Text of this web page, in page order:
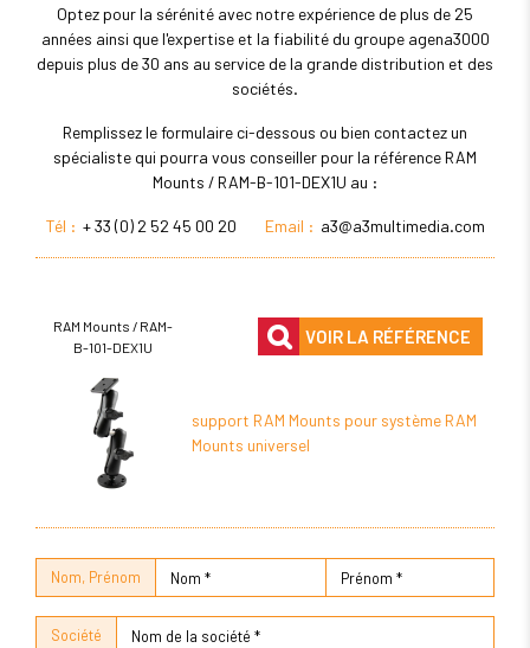
Optez pour la sérénité avec notre expérience de plus de 25
années ainsi que l'expertise et la fiabilité du groupe agena3000
depuis plus de 30 ans au service de la grande distribution et des
sociétés.
Remplissez le formulaire ci-dessous ou bien contactez un
spécialiste qui pourra vous conseiller pour la référence RAM
Mounts / RAM-B-101-DEX1U au :
Tél : + 33 (0) 2 52 45 00 20 Email : a3@a3multimedia.com
RAM Mounts / RAM-
B-101-DEX1U
VOIR LA RÉFÉRENCE
support RAM Mounts pour système RAM
Mounts universel
Nom, Prénom
Société